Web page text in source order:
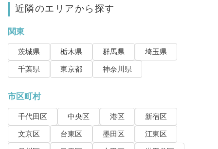
近隣のエリアから探す
関東
茨城県 栃木県 群馬県
埼玉県
千葉県
東京都 神奈川県
市区町村
千代田区 中央区 港区
新宿区
文京区
台東区 墨田区
江東区